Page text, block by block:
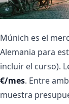
Múnich es el
Alemania para
incluir el curso).
€/mes. Entre
muestra